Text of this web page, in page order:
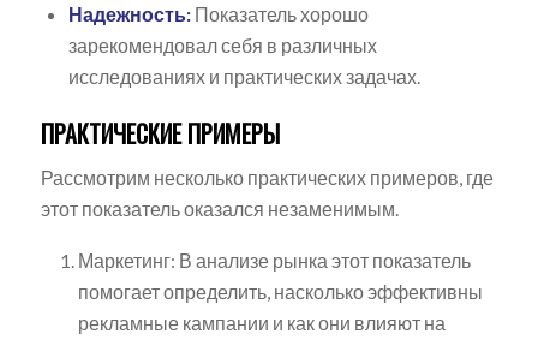
Надежность:Показатель хорошо
зарекомендовал себя в различных
исследованиях и практических задачах.
ПРАКТИЧЕСКИЕ ПРИМЕРЫ
Рассмотрим несколько практических примеров, где
этот показатель оказался незаменимым.
Маркетинг: В анализе рынка этот показатель
помогает определить, насколько эффективны
рекламные кампании и как они влияют на